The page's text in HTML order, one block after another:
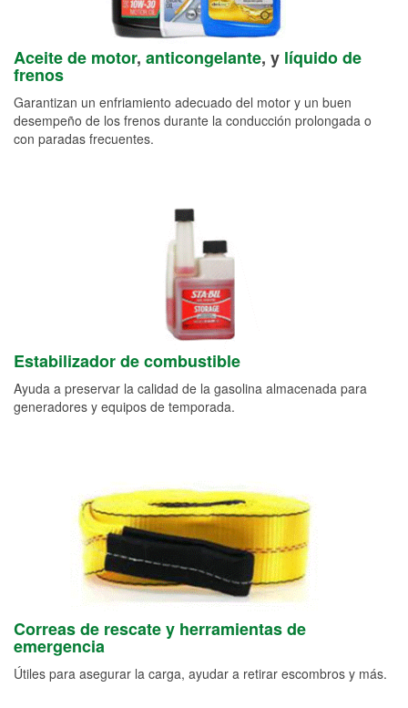
Aceite de motor, anticongelante, y líquido de
frenos
Garantizan un enfriamiento adecuado del motor y un buen
desempeño de los frenos durante la conducción prolongada o
con paradas frecuentes.
Estabilizador de combustible
Ayuda a preservar la calidad de la gasolina almacenada para
generadores y equipos de temporada.
Correas de rescate y herramientas de
emergencia
Útiles para asegurar la carga, ayudar a retirar escombros y más.